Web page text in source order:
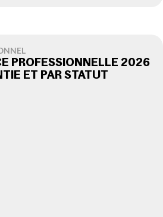
PROFESSIONNELLE 2026
ET PAR STATUT